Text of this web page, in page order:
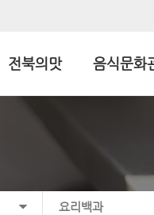
전북의맛 음식문화
요리백과